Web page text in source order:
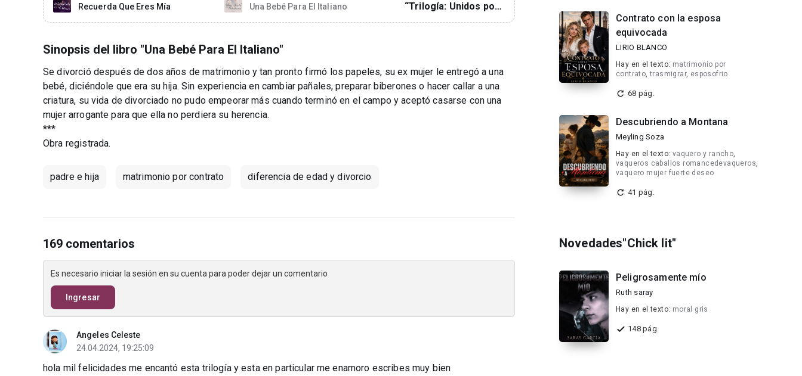
Recuerda Que Eres Mía
Una Bebé Para El Italiano
“Trilogía: Unidos por
amor”
Sinopsis del libro "Una Bebé Para El Italiano"
Se divorció después de dos años de matrimonio y tan pronto firmó los papeles, su ex mujer le entregó a una
bebé, diciéndole que era su hija. Sin experiencia en cambiar pañales, preparar biberones o hacer callar a una
criatura, su vida de divorciado no pudo empeorar más cuando terminó en el campo y aceptó casarse con una
mujer arrogante para que ella no perdiera su herencia.
***
Obra registrada.
padre e hija matrimonio por contrato diferencia de edad y divorcio
169 comentarios
Es necesario iniciar la sesión en su cuenta para poder dejar un comentario
Ingresar
Angeles Celeste
24.04.2024, 19:25:09
hola mil felicidades me encantó esta trilogía y esta en particular me enamoro escribes muy bien
Contrato con la esposa
equivocada
LIRIO BLANCO
Hay en el texto: matrimonio por
contrato,trasmigrar, esposofrio
68 pág.
Descubriendo a Montana
Meyling Soza
Hay en el texto: vaquero y rancho,
vaqueros caballos romancedevaqueros,
vaquero mujer fuerte deseo
41 pág.
Novedades"Chick lit"
Peligrosamente mío
Ruth saray
Hay en el texto: moral gris
148 pág.